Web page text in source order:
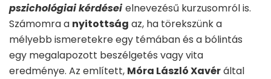
pszichológiai kérdései elnevezésű kurzusomról is.
Számomra a nyitottság az, ha törekszünk a
mélyebb ismeretekre egy témában és a bólintás
egy megalapozott beszélgetés vagy vita
eredménye. Az említett, Móra László Xavéráltal